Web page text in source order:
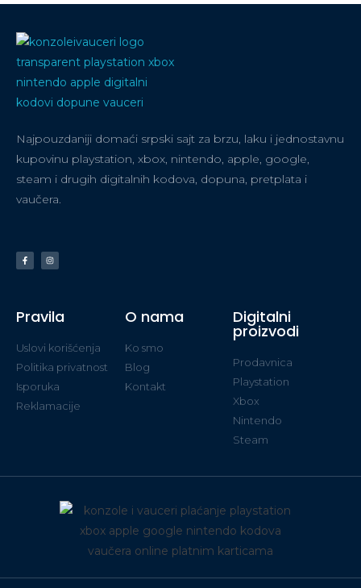
Najpouzdaniji domaći srpski sajt za brzu, laku i jednostavnu
kupovinu playstation, xbox, nintendo, apple, google,
steam i drugih digitalnih kodova, dopuna, pretplata i
vaučera.
Pravila
Uslovi korišćenja
Politika privatnost
Isporuka
Reklamacije
O nama
Ko smo
Blog
Kontakt
Digitalni
proizvodi
Prodavnica
Playstation
Xbox
Nintendo
Steam